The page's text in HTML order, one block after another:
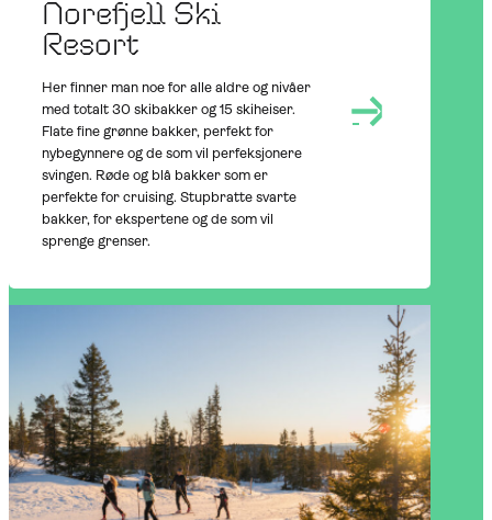
Norefjell Ski
Resort
Her finner man noe for alle aldre og nivåer
med totalt 30 skibakker og 15 skiheiser.
Flate fine grønne bakker, perfekt for
nybegynnere og de som vil perfeksjonere
svingen. Røde og blå bakker som er
perfekte for cruising. Stupbratte svarte
bakker, for ekspertene og de som vil
sprenge grenser.